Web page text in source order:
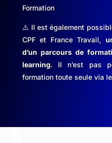
Formation
⚠️ Il est également
CPF et France Travail,
d’un parcours de
learning. Il n’est pas
formation toute seule via le